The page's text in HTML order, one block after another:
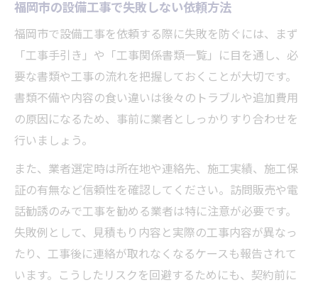
設備工事の評判と実績を徹底的にチェック
福岡市の設備工事で失敗しない依頼方法
福岡市で設備工事を依頼する際に失敗を防ぐには、まず
「工事手引き」や「工事関係書類一覧」に目を通し、必
要な書類や工事の流れを把握しておくことが大切です。
書類不備や内容の食い違いは後々のトラブルや追加費用
の原因になるため、事前に業者としっかりすり合わせを
行いましょう。
また、業者選定時は所在地や連絡先、施工実績、施工保
証の有無など信頼性を確認してください。訪問販売や電
話勧誘のみで工事を勧める業者は特に注意が必要です。
失敗例として、見積もり内容と実際の工事内容が異なっ
たり、工事後に連絡が取れなくなるケースも報告されて
います。こうしたリスクを回避するためにも、契約前に